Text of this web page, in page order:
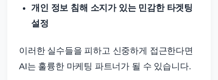
개인 정보 침해 소지가 있는 민감한 타겟팅
설정
이러한 실수들을 피하고 신중하게 접근한다면
AI는 훌륭한 마케팅 파트너가 될 수 있습니다.